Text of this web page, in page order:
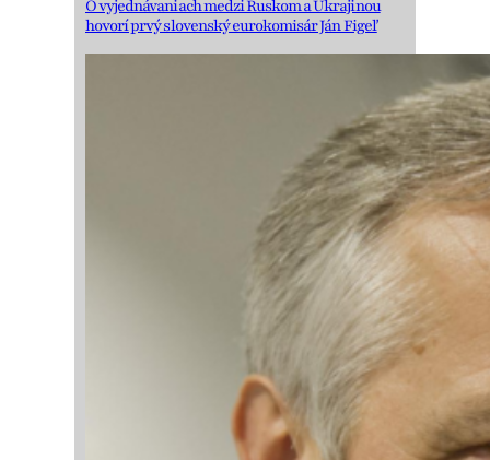
O vyjednávaniach medzi Ruskom a Ukrajinou
hovorí prvý slovenský eurokomisár Ján Figeľ